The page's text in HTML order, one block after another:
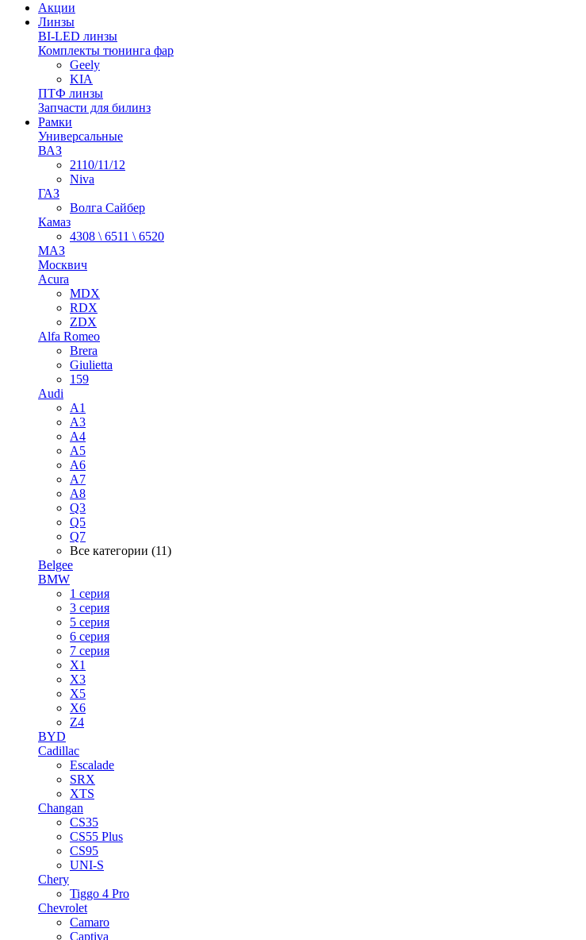
Акции
Линзы
BI-LED линзы
Комплекты тюнинга фар
Geely
KIA
ПТФ линзы
Запчасти для билинз
Рамки
Универсальные
ВАЗ
2110/11/12
Niva
ГАЗ
Волга Сайбер
Камаз
4308 \ 6511 \ 6520
МАЗ
Москвич
Acura
MDX
RDX
ZDX
Alfa Romeo
Brera
Giulietta
159
Audi
A1
A3
A4
A5
A6
A7
A8
Q3
Q5
Q7
Все категории (11)
Belgee
BMW
1 серия
3 серия
5 серия
6 серия
7 серия
X1
X3
X5
X6
Z4
BYD
Cadillac
Escalade
SRX
XTS
Changan
CS35
CS55 Plus
CS95
UNI-S
Chery
Tiggo 4 Pro
Chevrolet
Camaro
Captiva